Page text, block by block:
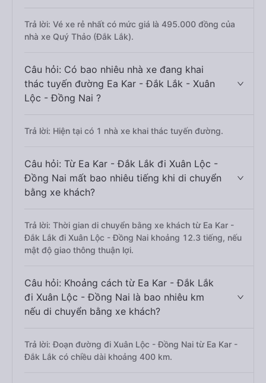
Trả lời: Vé xe rẻ nhất có mức giá là 495.000 đồng của
nhà xe Quý Thảo (Đắk Lắk).
Câu hỏi: Có bao nhiêu nhà xe đang khai
thác tuyến đường Ea Kar - Đắk Lắk - Xuân
Lộc - Đồng Nai ?
Trả lời: Hiện tại có 1 nhà xe khai thác tuyến đường.
Câu hỏi: Từ Ea Kar - Đắk Lắk đi Xuân Lộc -
Đồng Nai mất bao nhiêu tiếng khi di chuyển
bằng xe khách?
Trả lời: Thời gian di chuyển bằng xe khách từ Ea Kar -
Đắk Lắk đi Xuân Lộc - Đồng Nai khoảng 12.3 tiếng, nếu
mật độ giao thông thuận lợi.
Câu hỏi: Khoảng cách từ Ea Kar - Đắk Lắk
đi Xuân Lộc - Đồng Nai là bao nhiêu km
nếu di chuyển bằng xe khách?
Trả lời: Đoạn đường đi Xuân Lộc - Đồng Nai từ Ea Kar -
Đắk Lắk có chiều dài khoảng 400 km.